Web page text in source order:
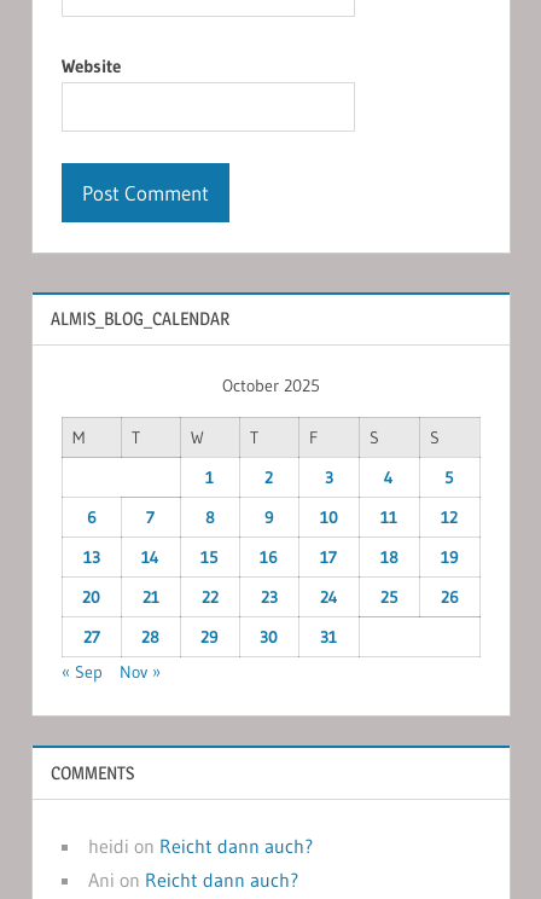
Website
ALMIS_BLOG_CALENDAR
October 2025
M T W T F S
S
1
2 3 4
5
6
7 8 9 10 11
12
13
14 15 16 17 18
19
20
21 22 23 24 25
26
27
28 29 30
31
« Sep
Nov »
COMMENTS
heidi on Reicht dann auch?
Ani on Reicht dann auch?